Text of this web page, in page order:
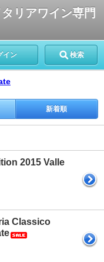
リアワイン専門
イン 検索
新着順
2015 Valle
Classico